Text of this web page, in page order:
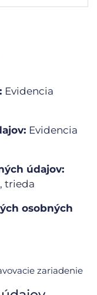
Evidencia
Evidencia
údajov:
trieda
osobných
zariadenie